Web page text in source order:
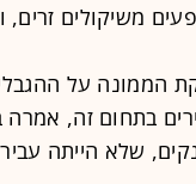
משיקולים זרים,
הממונה על
בתחום זה,
שלא הייתה